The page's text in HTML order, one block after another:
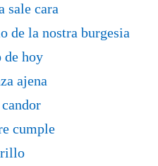
sale cara
de la nostra burgesia
de hoy
ajena
cumple